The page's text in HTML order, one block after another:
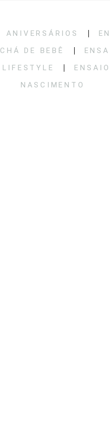
ANIVERSÁRIOS
CHÁ DE BEBÊ
LIFESTYLE
NASCIMENTO